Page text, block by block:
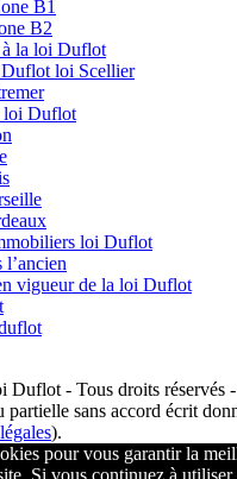
B1
B2
la loi Duflot
loi Scellier
loi Duflot
loi Duflot
vigueur de la loi Duflot
Duflot - Tous droits réservés
sans accord écrit
).
pour vous garantir la
Si vous continuez à utiliser